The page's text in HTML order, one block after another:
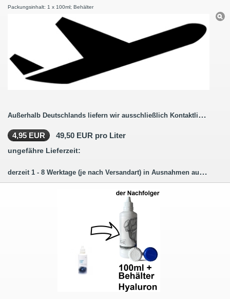
Packungsinhalt: 1 x 100ml; Behälter
Außerhalb Deutschlands liefern wir ausschließlich Kontaktlinsenbestellungen ohne Pflegemittel.
4,95 EUR 49,50 EUR pro Liter
ungefähre Lieferzeit:
derzeit 1 - 8 Werktage (je nach Versandart) in Ausnahmen auch länger.